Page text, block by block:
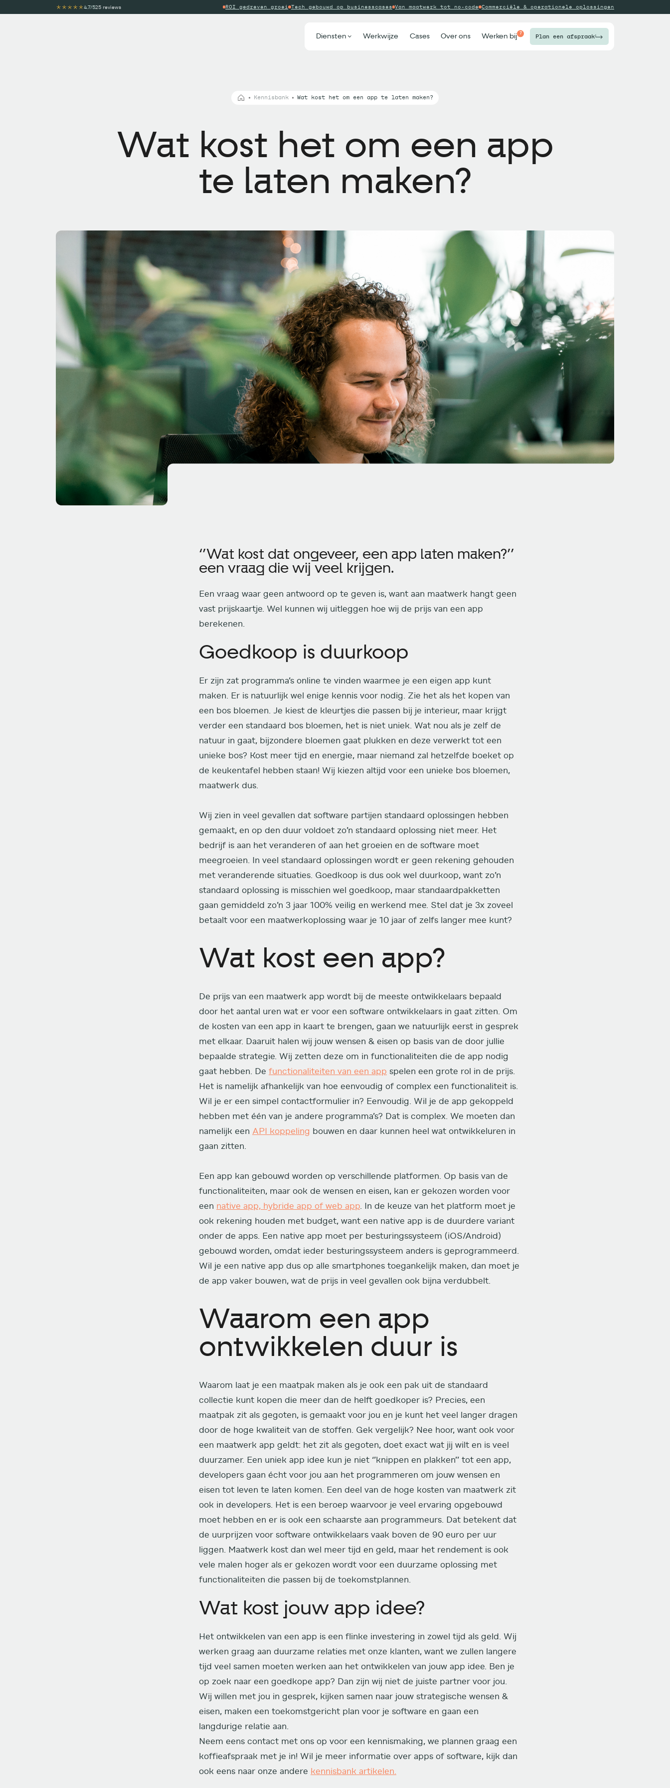
4.7/525 reviews ROI gedreven groei Tech gebouwd op businesscases Van maatwerk tot no-code Commerciële & operationele oplossingen
Diensten Werkwijze Cases Over ons Werken bij 7 Plan een afspraak
Kennisbank Wat kost het om een app te laten maken?
Wat kost het om een app
te laten maken?
‘’Wat kost dat ongeveer, een app laten maken?’’
een vraag die wij veel krijgen.
Een vraag waar geen antwoord op te geven is, want aan maatwerk hangt geen
vast prijskaartje. Wel kunnen wij uitleggen hoe wij de prijs van een app
berekenen.
Goedkoop is duurkoop
Er zijn zat programma’s online te vinden waarmee je een eigen app kunt
maken. Er is natuurlijk wel enige kennis voor nodig. Zie het als het kopen van
een bos bloemen. Je kiest de kleurtjes die passen bij je interieur, maar krijgt
verder een standaard bos bloemen, het is niet uniek. Wat nou als je zelf de
natuur in gaat, bijzondere bloemen gaat plukken en deze verwerkt tot een
unieke bos? Kost meer tijd en energie, maar niemand zal hetzelfde boeket op
de keukentafel hebben staan! Wij kiezen altijd voor een unieke bos bloemen,
maatwerk dus.
Wij zien in veel gevallen dat software partijen standaard oplossingen hebben
gemaakt, en op den duur voldoet zo’n standaard oplossing niet meer. Het
bedrijf is aan het veranderen of aan het groeien en de software moet
meegroeien. In veel standaard oplossingen wordt er geen rekening gehouden
met veranderende situaties. Goedkoop is dus ook wel duurkoop, want zo’n
standaard oplossing is misschien wel goedkoop, maar standaardpakketten
gaan gemiddeld zo’n 3 jaar 100% veilig en werkend mee. Stel dat je 3x zoveel
betaalt voor een maatwerkoplossing waar je 10 jaar of zelfs langer mee kunt?
Wat kost een app?
De prijs van een maatwerk app wordt bij de meeste ontwikkelaars bepaald
door het aantal uren wat er voor een software ontwikkelaars in gaat zitten. Om
de kosten van een app in kaart te brengen, gaan we natuurlijk eerst in gesprek
met elkaar. Daaruit halen wij jouw wensen & eisen op basis van de door jullie
bepaalde strategie. Wij zetten deze om in functionaliteiten die de app nodig
gaat hebben. De functionaliteiten van een app spelen een grote rol in de prijs.
Het is namelijk afhankelijk van hoe eenvoudig of complex een functionaliteit is.
Wil je er een simpel contactformulier in? Eenvoudig. Wil je de app gekoppeld
hebben met één van je andere programma’s? Dat is complex. We moeten dan
namelijk een API koppeling bouwen en daar kunnen heel wat ontwikkeluren in
gaan zitten.
Een app kan gebouwd worden op verschillende platformen. Op basis van de
functionaliteiten, maar ook de wensen en eisen, kan er gekozen worden voor
een native app, hybride app of web app . In de keuze van het platform moet je
ook rekening houden met budget, want een native app is de duurdere variant
onder de apps. Een native app moet per besturingssysteem (iOS/Android)
gebouwd worden, omdat ieder besturingssysteem anders is geprogrammeerd.
Wil je een native app dus op alle smartphones toegankelijk maken, dan moet je
de app vaker bouwen, wat de prijs in veel gevallen ook bijna verdubbelt.
Waarom een app
ontwikkelen duur is
Waarom laat je een maatpak maken als je ook een pak uit de standaard
collectie kunt kopen die meer dan de helft goedkoper is? Precies, een
maatpak zit als gegoten, is gemaakt voor jou en je kunt het veel langer dragen
door de hoge kwaliteit van de stoffen. Gek vergelijk? Nee hoor, want ook voor
een maatwerk app geldt: het zit als gegoten, doet exact wat jij wilt en is veel
duurzamer. Een uniek app idee kun je niet ‘’knippen en plakken’’ tot een app,
developers gaan écht voor jou aan het programmeren om jouw wensen en
eisen tot leven te laten komen. Een deel van de hoge kosten van maatwerk zit
ook in developers. Het is een beroep waarvoor je veel ervaring opgebouwd
moet hebben en er is ook een schaarste aan programmeurs. Dat betekent dat
de uurprijzen voor software ontwikkelaars vaak boven de 90 euro per uur
liggen. Maatwerk kost dan wel meer tijd en geld, maar het rendement is ook
vele malen hoger als er gekozen wordt voor een duurzame oplossing met
functionaliteiten die passen bij de toekomstplannen.
Wat kost jouw app idee?
Het ontwikkelen van een app is een flinke investering in zowel tijd als geld. Wij
werken graag aan duurzame relaties met onze klanten, want we zullen langere
tijd veel samen moeten werken aan het ontwikkelen van jouw app idee. Ben je
op zoek naar een goedkope app? Dan zijn wij niet de juiste partner voor jou.
Wij willen met jou in gesprek, kijken samen naar jouw strategische wensen &
eisen, maken een toekomstgericht plan voor je software en gaan een
langdurige relatie aan.
Neem eens contact met ons op voor een kennismaking, we plannen graag een
koffieafspraak met je in! Wil je meer informatie over apps of software, kijk dan
ook eens naar onze andere kennisbank artikelen.